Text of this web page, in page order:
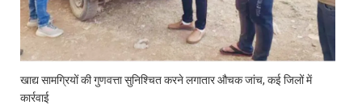
खाद्य सामग्रियों की गुणवत्ता सुनिश्चित करने लगातार औचक जांच, कई जिलों में
कार्रवाई